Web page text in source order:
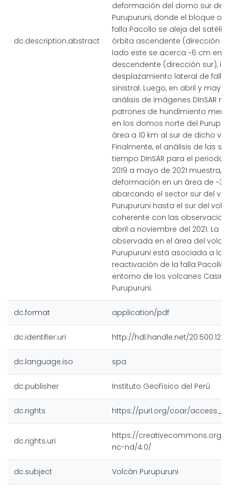
dc.description.abstract
deformación del domo sur del
Purupuruni, donde el bloque
falla Pacollo se aleja del satélite
órbita ascendente (dirección
lado este se acerca ~6 cm en
descendente (dirección sur),
desplazamiento lateral de
sinistral. Luego, en abril y mayo
análisis de imágenes DInSAR
patrones de hundimiento
en los domos norte del
área a 10 km al sur de dicho
Finalmente, el análisis de las
tiempo DInSAR para el periodo
2019 a mayo de 2021 muestra,
deformación en un área de ~36
abarcando el sector sur del
Purupuruni hasta el sur del
coherente con las
abril a noviembre del 2021. La
observada en el área del
Purupuruni está asociada a la
reactivación de la falla Pacollo
entorno de los volcanes Casiri
Purupuruni.
dc.format application/pdf
dc.identifier.uri http://hdl.handle.net/
dc.language.iso spa
dc.publisher Instituto Geofísico del Perú
dc.rights https://purl.org/coar/
dc.rights.uri
https://creativecommons.org/
nc-nd/4.0/
dc.subject Volcán Purupuruni